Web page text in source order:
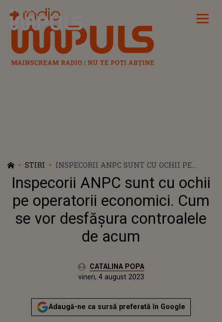
Radio Impuls
STIRI
INSPECORII ANPC SUNT CU OCHII PE
OPERATORII ECONOMICI. CUM SE VOR
DESFĂȘURA CONTROALELE DE ACUM
Inspecorii ANPC sunt cu ochii
pe operatorii economici. Cum
se vor desfășura controalele
de acum
Autor:CATALINA POPA
Actualizat:
vineri, 4 august 2023
Adaugă-ne ca sursă preferată în Google